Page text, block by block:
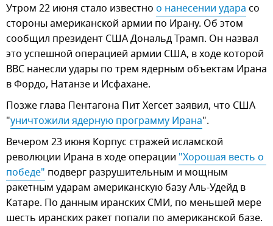
Утром 22 июня стало известно о нанесении удара со
стороны американской армии по Ирану. Об этом
сообщил президент США Дональд Трамп. Он назвал
это успешной операцией армии США, в ходе которой
ВВС нанесли удары по трем ядерным объектам Ирана
в Фордо, Натанзе и Исфахане.
Позже глава Пентагона Пит Хегсет заявил, что США
"уничтожили ядерную программу Ирана".
Вечером 23 июня Корпус стражей исламской
революции Ирана в ходе операции "Хорошая весть о
победе" подверг разрушительным и мощным
ракетным ударам американскую базу Аль-Удейд в
Катаре. По данным иранских СМИ, по меньшей мере
шесть иранских ракет попали по американской базе.